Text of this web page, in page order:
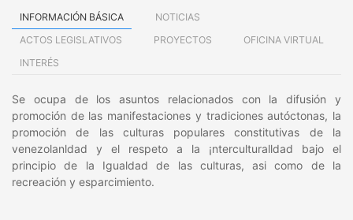
INFORMACIÓN BÁSICA
NOTICIAS
ACTOS LEGISLATIVOS
PROYECTOS
OFICINA VIRTUAL
INTERÉS
Se ocupa de los asuntos relacionados con la difusión y
promoción de las manifestaciones y tradiciones autóctonas, la
promoción de las culturas populares constitutivas de la
venezolanldad y el respeto a la ¡nterculturalldad bajo el
principio de la Igualdad de las culturas, asi como de la
recreación y esparcimiento.